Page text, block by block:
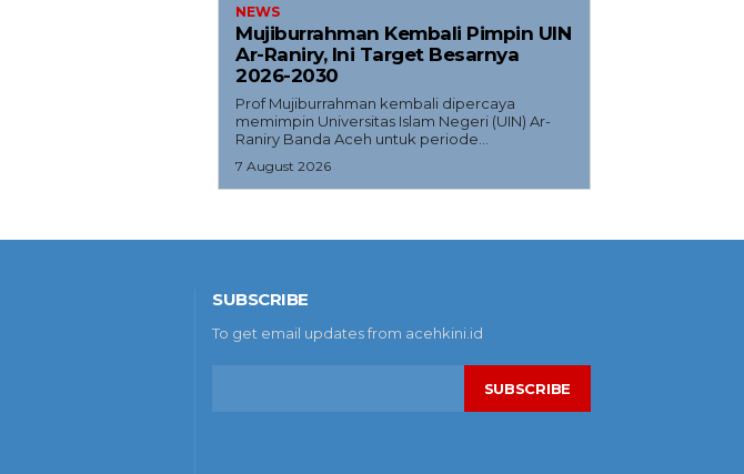
NEWS
Mujiburrahman Kembali Pimpin UIN
Ar-Raniry, Ini Target Besarnya
2026-2030
Prof Mujiburrahman kembali dipercaya
memimpin Universitas Islam Negeri (UIN) Ar-
Raniry Banda Aceh untuk periode...
7 August 2026
SUBSCRIBE
To get email updates from acehkini.id
SUBSCRIBE